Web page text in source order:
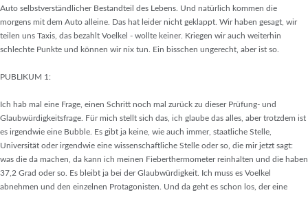
Auto selbstverständlicher Bestandteil des Lebens. Und natürlich kommen die
morgens mit dem Auto alleine. Das hat leider nicht geklappt. Wir haben gesagt, wir
teilen uns Taxis, das bezahlt Voelkel - wollte keiner. Kriegen wir auch weiterhin
schlechte Punkte und können wir nix tun. Ein bisschen ungerecht, aber ist so.
PUBLIKUM 1:
Ich hab mal eine Frage, einen Schritt noch mal zurück zu dieser Prüfung- und
Glaubwürdigkeitsfrage. Für mich stellt sich das, ich glaube das alles, aber trotzdem ist
es irgendwie eine Bubble. Es gibt ja keine, wie auch immer, staatliche Stelle,
Universität oder irgendwie eine wissenschaftliche Stelle oder so, die mir jetzt sagt:
was die da machen, da kann ich meinen Fieberthermometer reinhalten und die haben
37,2 Grad oder so. Es bleibt ja bei der Glaubwürdigkeit. Ich muss es Voelkel
abnehmen und den einzelnen Protagonisten. Und da geht es schon los, der eine